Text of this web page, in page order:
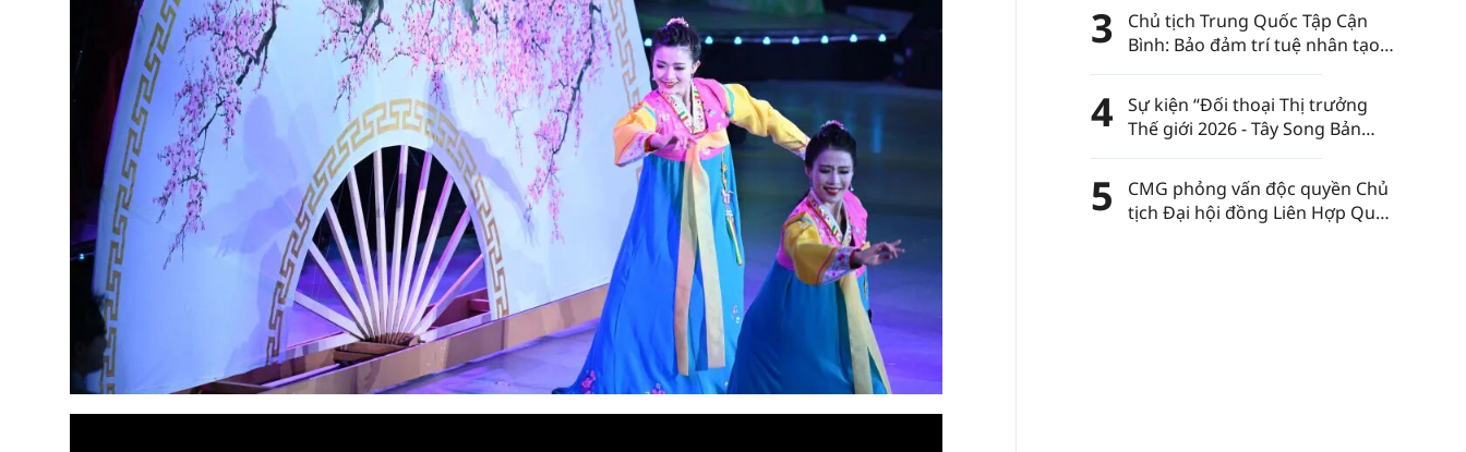
3
Chủ tịch Trung Quốc Tập Cận
Bình: Bảo đảm trí tuệ nhân tạo
luôn nằm trong sự kiểm soát
của nhân loại
4
Sự kiện “Đối thoại Thị trưởng
Thế giới 2026 - Tây Song Bản
Nạp” diễn ra tại châu tự trị dân
tộc Thái Tây Song Bản Nạp, tỉnh
Vân Nam, Trung Quốc
5
CMG phỏng vấn độc quyền Chủ
tịch Đại hội đồng Liên Hợp Quốc